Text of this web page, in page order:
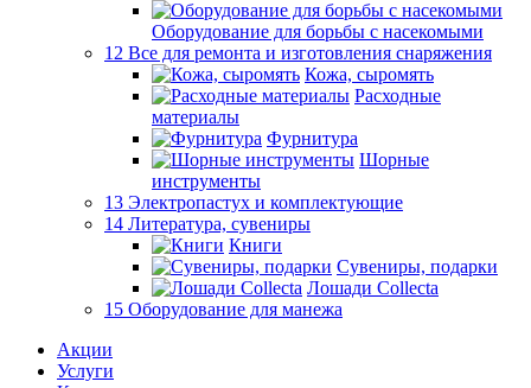
Оборудование для борьбы с насекомыми
12 Все для ремонта и изготовления снаряжения
Кожа, сыромять
Расходные
материалы
Фурнитура
Шорные
инструменты
13 Электропастух и комплектующие
14 Литература, сувениры
Книги
Сувениры, подарки
Лошади Collecta
15 Оборудование для манежа
Акции
Услуги